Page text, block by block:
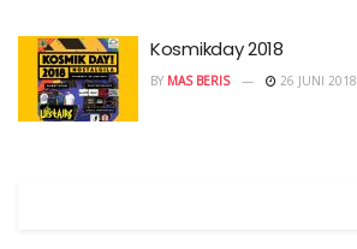
Kosmikday 2018
BY MAS BERIS 26 JUNI 2018